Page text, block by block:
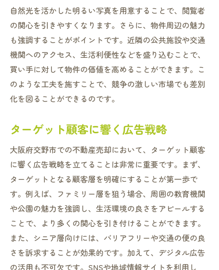
自然光を活かした明るい写真を用意することで、閲覧者
の関心を引きやすくなります。さらに、物件周辺の魅力
も強調することがポイントです。近隣の公共施設や交通
機関へのアクセス、生活利便性などを盛り込むことで、
買い手に対して物件の価値を高めることができます。こ
のような工夫を施すことで、競争の激しい市場でも差別
化を図ることができるのです。
ターゲット顧客に響く広告戦略
大阪府交野市での不動産売却において、ターゲット顧客
に響く広告戦略を立てることは非常に重要です。まず、
ターゲットとなる顧客層を明確にすることが第一歩で
す。例えば、ファミリー層を狙う場合、周囲の教育機関
や公園の魅力を強調し、生活環境の良さをアピールする
ことで、より多くの関心を引き付けることができます。
また、シニア層向けには、バリアフリーや交通の便の良
さを訴求することが効果的です。加えて、デジタル広告
の活用も不可欠です。SNSや地域情報サイトを利用し